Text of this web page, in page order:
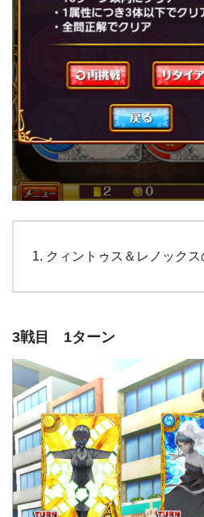
クィントゥス＆レノックス
3戦目 1ターン